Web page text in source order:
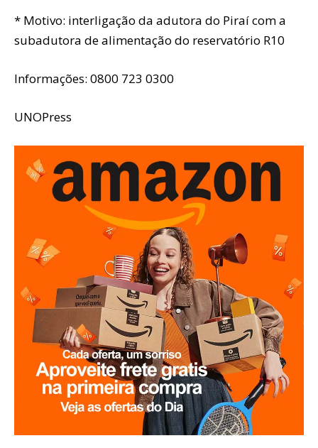
* Motivo: interligação da adutora do Piraí com a
subadutora de alimentação do reservatório R10
Informações: 0800 723 0300
UNOPress